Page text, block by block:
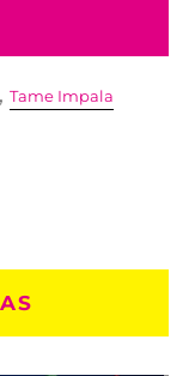
,Tame Impala